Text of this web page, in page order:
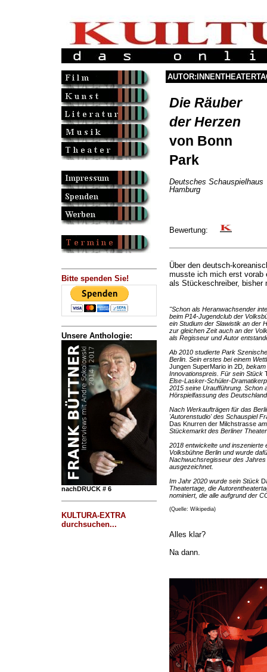
Bitte spenden Sie!
Unsere Anthologie:
nachDRUCK # 6
KULTURA-EXTRA
durchsuchen...
Die Räuber
der Herzen
von Bonn
Park
Deutsches Schauspielhaus
Hamburg
Bewertung:
Über den deutsch-
musste ich mich erst vorab
als Stückeschreiber, bisher
"Schon als Heranwachsender
beim P14-Jugendclub der
ein Studium der Slawistik an der
zur gleichen Zeit auch an der
als Regisseur und Autor
Ab 2010 studierte Park
Berlin. Sein erstes bei einem
Jungen SuperMario in 2D, bekam
Innovationspreis. Für sein Stück
Else-Lasker-Schüler-
2015 seine Uraufführung. Schon
Hörspielfassung des
Nach Werkaufträgen für das
'Autorenstudio' des Schauspiel
Das Knurren der Milchstrasse
Stückemarkt des Berliner
2018 entwickelte und inszenierte
Volksbühne Berlin und wurde
Nachwuchsregisseur des
ausgezeichnet.
Im Jahr 2020 wurde sein Stück
Theatertage, die
nominiert, die alle aufgrund der
(Quelle: Wikipedia)
Alles klar?
Na dann.